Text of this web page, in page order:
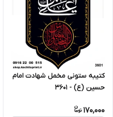
کتیبه ستونی مخمل شهادت امام
حسین (ع) - 3601
170,000